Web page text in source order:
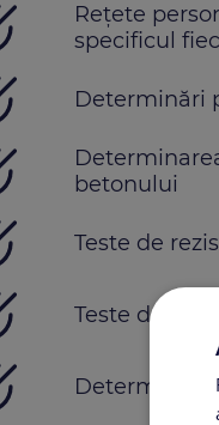
Rețete
specificul
Determinări
betonului
Teste de
Teste de